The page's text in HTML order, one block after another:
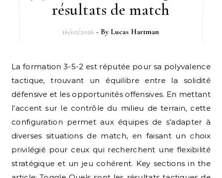
résultats de match
16/02/2026 - By Lucas Hartman
La formation 3-5-2 est réputée pour sa polyvalence
tactique, trouvant un équilibre entre la solidité
défensive et les opportunités offensives. En mettant
l’accent sur le contrôle du milieu de terrain, cette
configuration permet aux équipes de s’adapter à
diverses situations de match, en faisant un choix
privilégié pour ceux qui recherchent une flexibilité
stratégique et un jeu cohérent. Key sections in the